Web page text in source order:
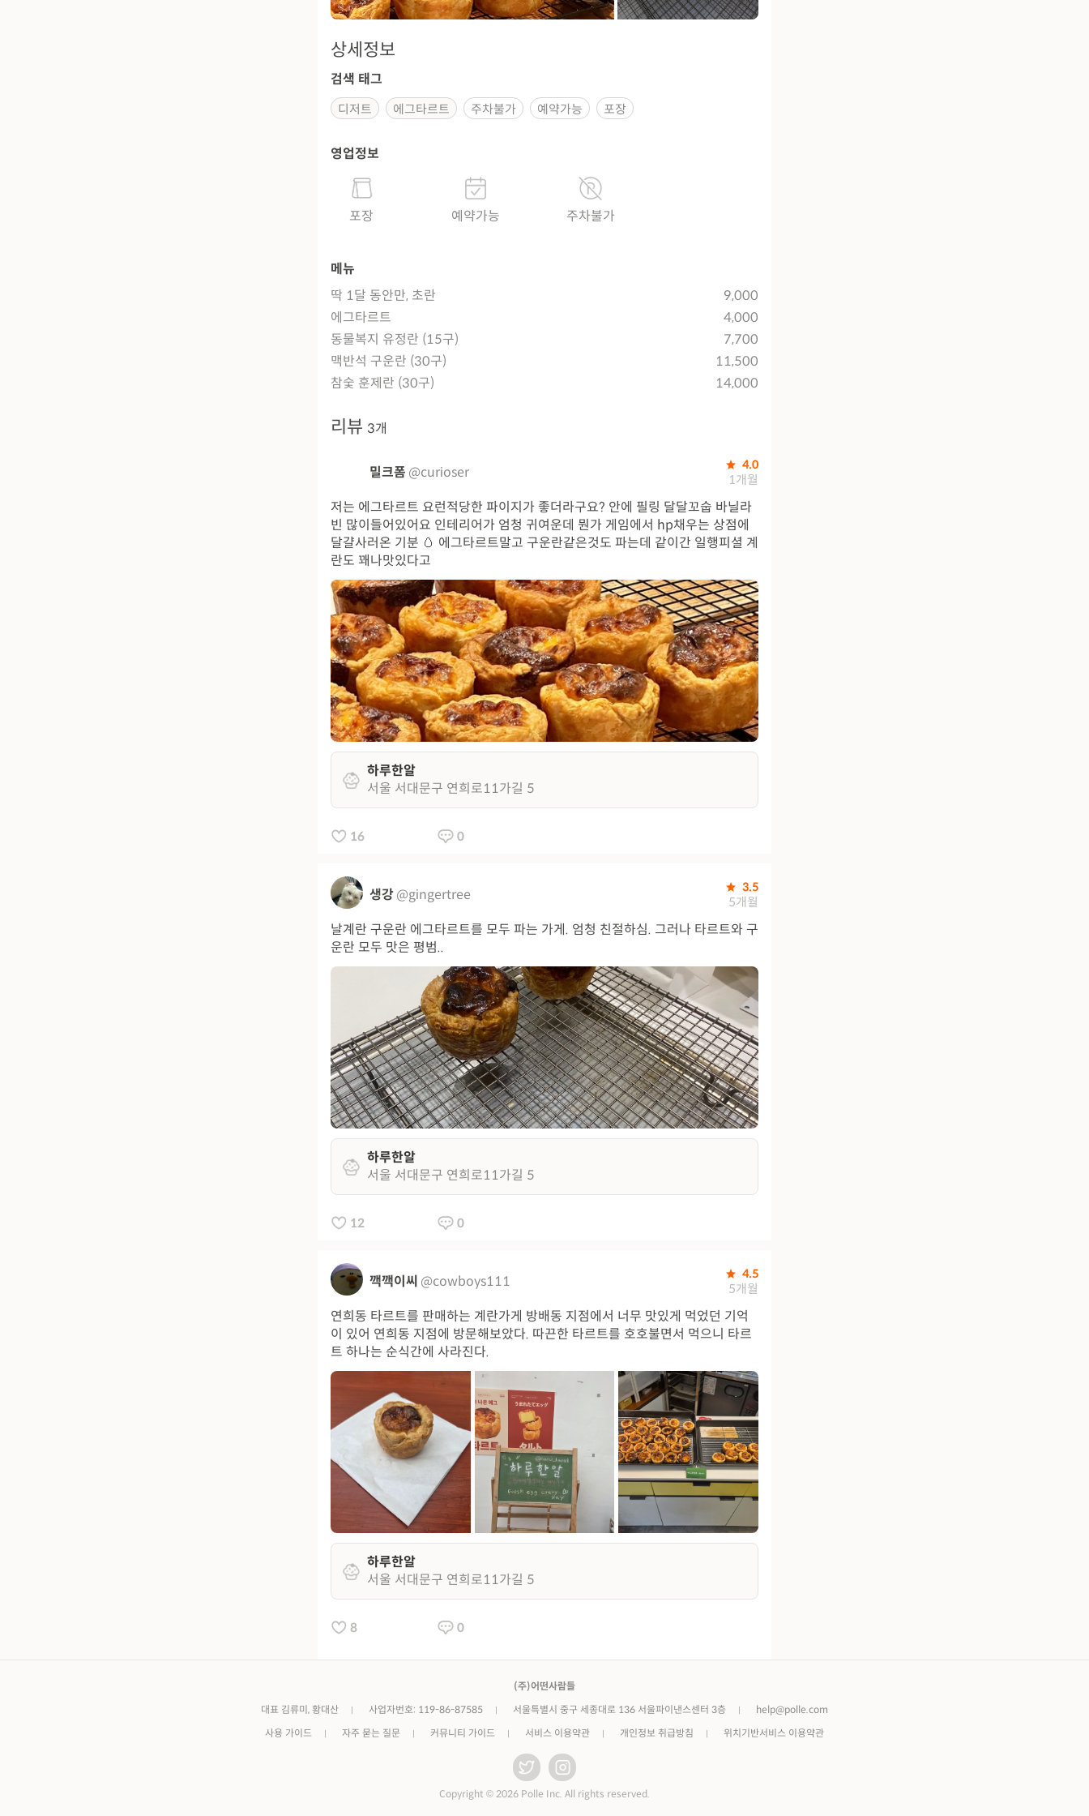
상세정보
검색 태그
디저트 에그타르트 주차불가 예약가능 포장
영업정보
포장 예약가능 주차불가
메뉴
딱 1달 동안만, 초란
9,000
에그타르트
4,000
동물복지 유정란 (15구)
7,700
맥반석 구운란 (30구)
11,500
참숯 훈제란 (30구)
14,000
리뷰 3개
밀크폼 @curioser 4.0
1개월
저는 에그타르트 요런적당한 파이지가 좋더라구요? 안에 필링 달달꼬숩 바닐라
빈 많이들어있어요 인테리어가 엄청 귀여운데 뭔가 게임에서 hp채우는 상점에
달걀사러온 기분 🥚 에그타르트말고 구운란같은것도 파는데 같이간 일행피셜 계
란도 꽤나맛있다고
하루한알
서울 서대문구 연희로11가길 5
16 0
생강@gingertree 3.5
5개월
날계란 구운란 에그타르트를 모두 파는 가게. 엄청 친절하심. 그러나 타르트와 구
운란 모두 맛은 평범..
하루한알
서울 서대문구 연희로11가길 5
12 0
깩깩이씨 @cowboys111 4.5
5개월
연희동 타르트를 판매하는 계란가게 방배동 지점에서 너무 맛있게 먹었던 기억
이 있어 연희동 지점에 방문해보았다. 따끈한 타르트를 호호불면서 먹으니 타르
트 하나는 순식간에 사라진다.
하루한알
서울 서대문구 연희로11가길 5
8 0
(주)어떤사람들
대표 김류미, 황대산
사업자번호: 119-86-87585 서울특별시 중구 세종대로 136 서울파이낸스센터 3층
help@polle.com
사용 가이드
자주 묻는 질문 커뮤니티 가이드 서비스 이용약관 개인정보 취급방침 위치기반서비스 이용약관
Copyright © 2026 Polle Inc. All rights reserved.